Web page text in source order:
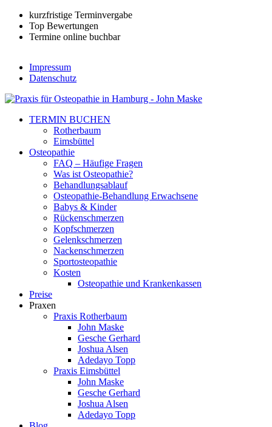
kurzfristige Terminvergabe
Top Bewertungen
Termine online buchbar
Impressum
Datenschutz
TERMIN BUCHEN
Rotherbaum
Eimsbüttel
Osteopathie
FAQ – Häufige Fragen
Was ist Osteopathie?
Behandlungsablauf
Osteopathie-Behandlung Erwachsene
Babys & Kinder
Rückenschmerzen
Kopfschmerzen
Gelenkschmerzen
Nackenschmerzen
Sportosteopathie
Kosten
Osteopathie und Krankenkassen
Preise
Praxen
Praxis Rotherbaum
John Maske
Gesche Gerhard
Joshua Alsen
Adedayo Topp
Praxis Eimsbüttel
John Maske
Gesche Gerhard
Joshua Alsen
Adedayo Topp